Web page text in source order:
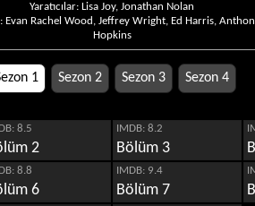
Yaratıcılar: Lisa Joy, Jonathan Nolan
Evan Rachel Wood, Jeffrey Wright, Ed Harris,
Hopkins
1 Sezon 2 Sezon 3 Sezon 4
8.5
2
IMDB: 8.2
Bölüm 3
8.8
6
IMDB: 9.4
Bölüm 7